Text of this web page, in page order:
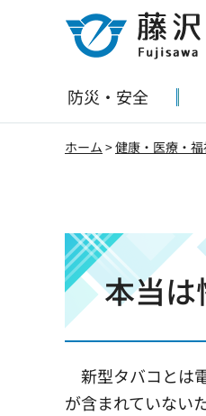
藤沢市
防災・安全
ホーム >健康・医療・福
本当は
新型タバコとは
が含まれていない